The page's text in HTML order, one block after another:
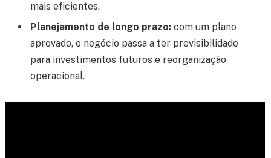
mais eficientes.
Planejamento de longo prazo: com um plano
aprovado, o negócio passa a ter previsibilidade
para investimentos futuros e reorganização
operacional.